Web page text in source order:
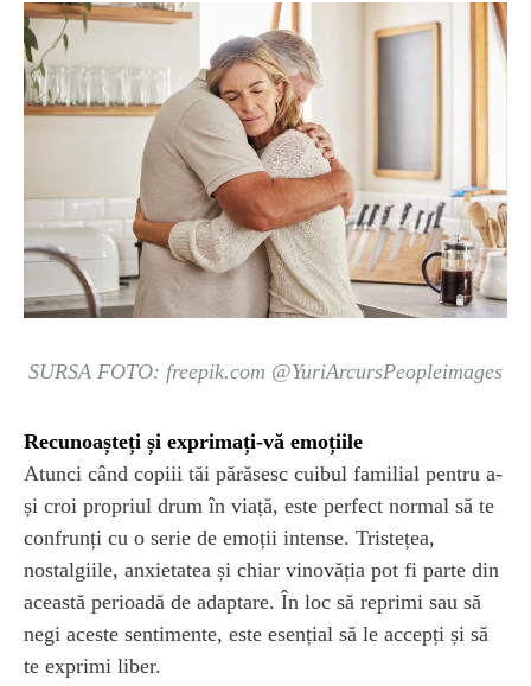
SURSA FOTO: freepik.com @YuriArcursPeopleimages
Recunoașteți și exprimați-vă emoțiile
Atunci când copiii tăi părăsesc cuibul familial pentru a-
și croi propriul drum în viață, este perfect normal să te
confrunți cu o serie de emoții intense. Tristețea,
nostalgiile, anxietatea și chiar vinovăția pot fi parte din
această perioadă de adaptare. În loc să reprimi sau să
negi aceste sentimente, este esențial să le accepți și să
te exprimi liber.